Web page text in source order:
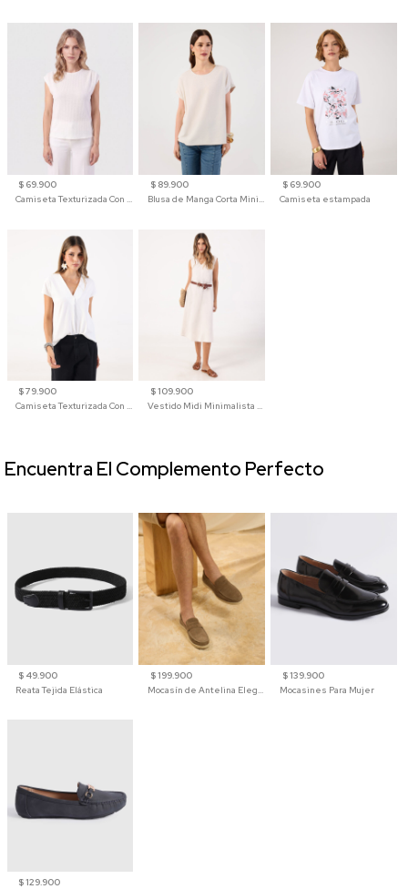
$ 69.900
Camiseta Texturizada Con Hombro Caído Para Mujer
$ 89.900
Blusa de Manga Corta Minimalista para Mujer
$ 69.900
Camiseta estampada
$ 79.900
Camiseta Texturizada Con Cuello En V Para Mujer
$ 109.900
Vestido Midi Minimalista De Silueta Amplia
$ 49.900
Reata Tejida Elástica
$ 199.900
Mocasín de Antelina Elegante con Suela de Contraste Para Hombre
$ 139.900
Mocasines Para Mujer
$ 129.900
Encuentra El Complemento Perfecto